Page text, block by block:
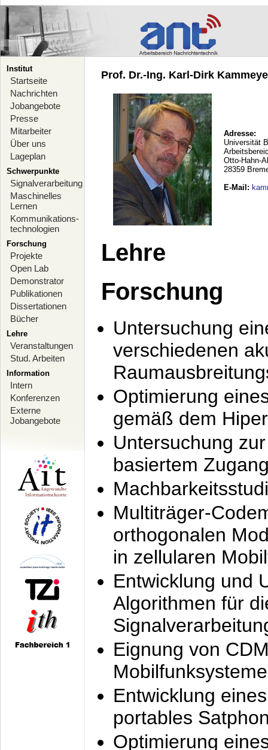
Institut
Startseite
Nachrichten
Jobangebote
Presse
Mitarbeiter
Über uns
Lageplan
Schwerpunkte
Signalverarbeitung
Maschinelles
Lernen
Kommunikations-
technologien
Forschung
Projekte
Open Lab
Demonstrator
Publikationen
Dissertationen
Bücher
Lehre
Veranstaltungen
Stud. Arbeiten
Information
Intern
Konferenzen
Externe
Jobangebote
Prof. Dr.-Ing. Karl-Dirk
Adresse:
Universität
Otto-Hahn-
28359
E-Mail :
Lehre
Forschung
Untersuchung
verschiedenen
Optimierung
gemäß dem
Untersuchung
basiertem
Multiträger-
orthogonalen
in zellularen
Entwicklung und
Algorithmen für
Eignung von
Mobilfunksysteme
Entwicklung
portables
Optimierung